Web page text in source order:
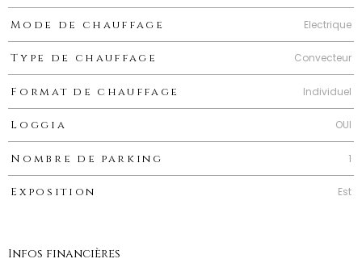
Mode de chauffage Electrique
Type de chauffage Convecteur
Format de chauffage Individuel
Loggia OUI
Nombre de parking 1
Exposition Est
Infos financières